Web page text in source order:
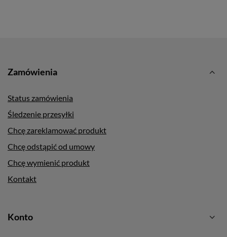
Zamówienia
Status zamówienia
Śledzenie przesyłki
Chcę zareklamować produkt
Chcę odstąpić od umowy
Chcę wymienić produkt
Kontakt
Konto